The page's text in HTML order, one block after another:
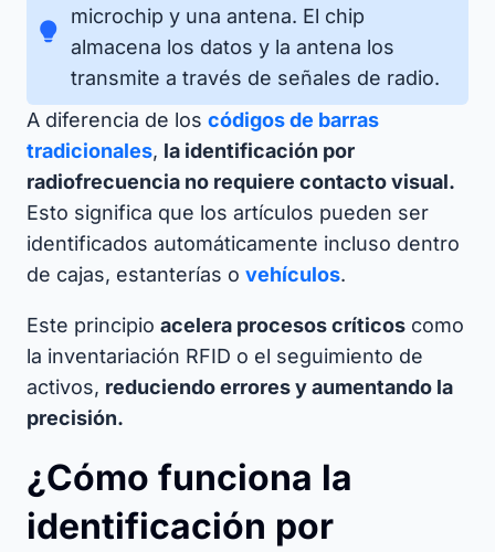
microchip y una antena. El chip
almacena los datos y la antena los
transmite a través de señales de radio.
A diferencia de los códigos de barras
tradicionales, la identificación por
radiofrecuencia no requiere contacto visual.
Esto significa que los artículos pueden ser
identificados automáticamente incluso dentro
de cajas, estanterías o vehículos.
Este principio acelera procesos críticos como
la inventariación RFID o el seguimiento de
activos, reduciendo errores y aumentando la
precisión.
¿Cómo funciona la
identificación por